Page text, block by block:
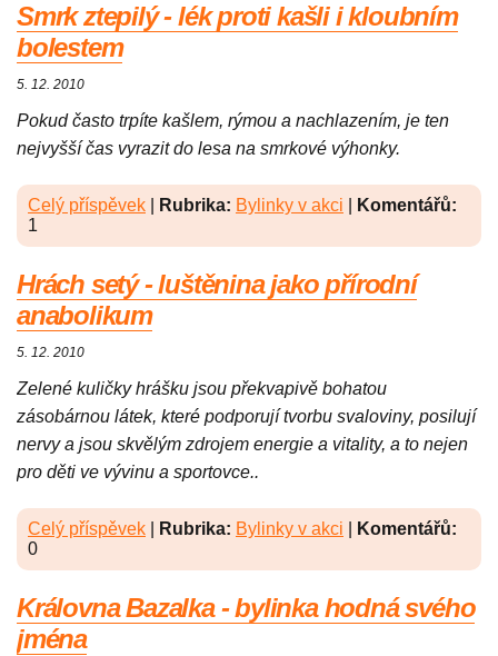
Smrk ztepilý - lék proti kašli i kloubním
bolestem
5. 12. 2010
Pokud často trpíte kašlem, rýmou a nachlazením, je ten
nejvyšší čas vyrazit do lesa na smrkové výhonky.
Celý příspěvek Rubrika: Bylinky v akci
Komentářů:
1
Hrách setý - luštěnina jako přírodní
anabolikum
5. 12. 2010
Zelené kuličky hrášku jsou překvapivě bohatou
zásobárnou látek, které podporují tvorbu svaloviny, posilují
nervy a jsou skvělým zdrojem energie a vitality, a to nejen
pro děti ve vývinu a sportovce..
Celý příspěvek Rubrika: Bylinky v akci
Komentářů:
0
Královna Bazalka - bylinka hodná svého
jména